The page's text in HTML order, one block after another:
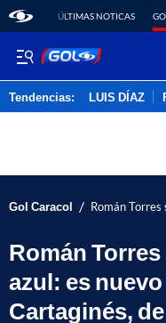
ÚLTIMAS NOTICAS
Tendencias: LUIS DÍAZ
Gol Caracol / Román
Román
azul: es
Cartaginés,